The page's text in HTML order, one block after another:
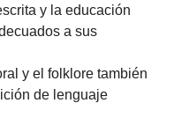
y la educación
a sus
y el folklore también
de lenguaje